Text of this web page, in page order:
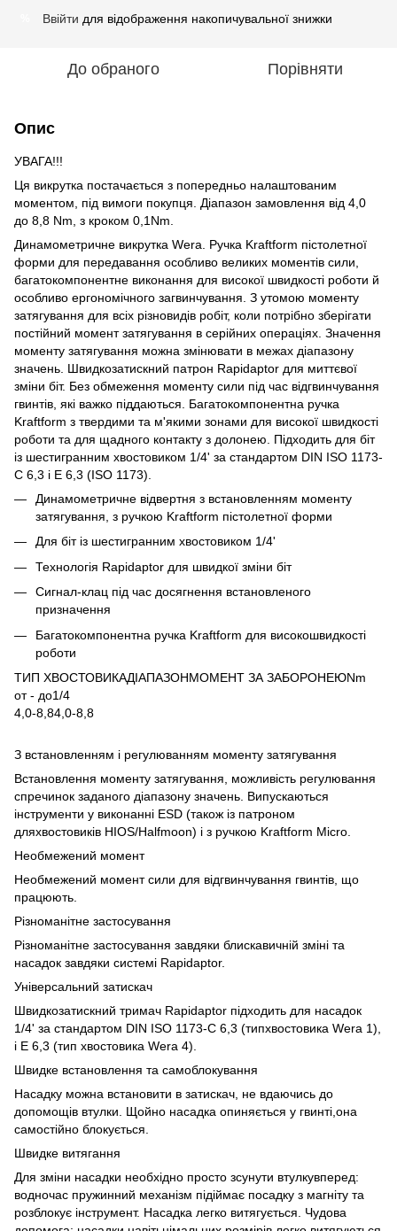
Ввійти для відображення накопичувальної знижки
До обраного Порівняти
Опис
УВАГА!!!
Ця викрутка постачається з попередньо налаштованим
моментом, під вимоги покупця. Діапазон замовлення від 4,0
до 8,8 Nm, з кроком 0,1Nm.
Динамометричне викрутка Wera. Ручка Kraftform пістолетної
форми для передавання особливо великих моментів сили,
багатокомпонентне виконання для високої швидкості роботи й
особливо ергономічного загвинчування. З утомою моменту
затягування для всіх різновидів робіт, коли потрібно зберігати
постійний момент затягування в серійних операціях. Значення
моменту затягування можна змінювати в межах діапазону
значень. Швидкозатискний патрон Rapidaptor для миттєвої
зміни біт. Без обмеження моменту сили під час відгвинчування
гвинтів, які важко піддаються. Багатокомпонентна ручка
Kraftform з твердими та м'якими зонами для високої швидкості
роботи та для щадного контакту з долонею. Підходить для біт
із шестигранним хвостовиком 1/4' за стандартом DIN ISO 1173-
C 6,3 і E 6,3 (ISO 1173).
Динамометричне відвертня з встановленням моменту
затягування, з ручкою Kraftform пістолетної форми
Для біт із шестигранним хвостовиком 1/4'
Технологія Rapidaptor для швидкої зміни біт
Сигнал-клац під час досягнення встановленого
призначення
Багатокомпонентна ручка Kraftform для високошвидкості
роботи
ТИП ХВОСТОВИКАДІАПАЗОНМОМЕНТ ЗА ЗАБОРОНЕЮNm
от - до1/4
4,0-8,84,0-8,8
З встановленням і регулюванням моменту затягування
Встановлення моменту затягування, можливість регулювання
спречинок заданого діапазону значень. Випускаються
інструменти у виконанні ESD (також із патроном
дляхвостовиків HIOS/Halfmoon) і з ручкою Kraftform Micro.
Необмежений момент
Необмежений момент сили для відгвинчування гвинтів, що
працюють.
Різноманітне застосування
Різноманітне застосування завдяки блискавичній зміні та
насадок завдяки системі Rapidaptor.
Універсальний затискач
Швидкозатискний тримач Rapidaptor підходить для насадок
1/4' за стандартом DIN ISO 1173-C 6,3 (типхвостовика Wera 1),
і E 6,3 (тип хвостовика Wera 4).
Швидке встановлення та самоблокування
Насадку можна встановити в затискач, не вдаючись до
допомощів втулки. Щойно насадка опиняється у гвинті,она
самостійно блокується.
Швидке витягання
Для зміни насадки необхідно просто зсунути втулкувперед:
водночас пружинний механізм підіймає посадку з магніту та
розблокує інструмент. Насадка легко витягується. Чудова